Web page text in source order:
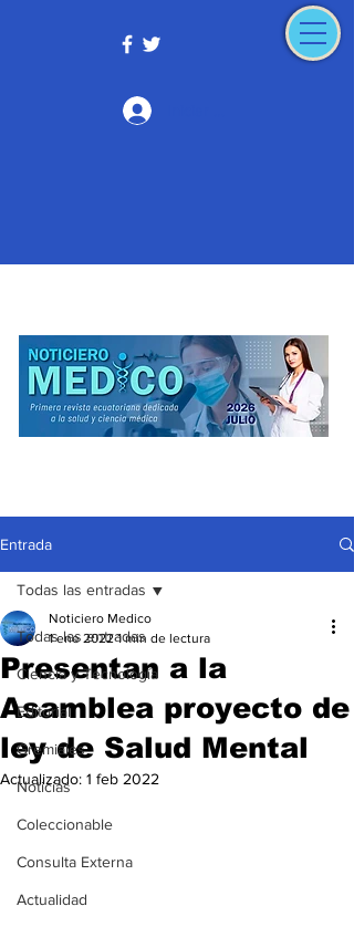
Entrada
Todas las entradas
Ciencia y Tecnología
Editorial
Gremiales
Noticias
Coleccionable
Consulta Externa
Actualidad
Todas las entradas
Presentan a la
Asamblea proyecto de
ley de Salud Mental
Noticiero Medico
1 ene 2022 1 min de lectura
Actualizado: 1 feb 2022